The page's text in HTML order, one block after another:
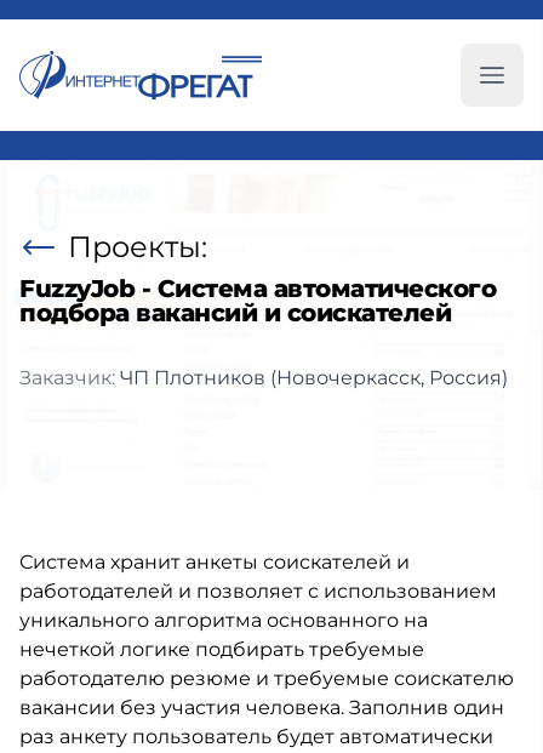
Проекты:
FuzzyJob - Система автоматического
подбора вакансий и соискателей
Заказчик: ЧП Плотников (Новочеркасск, Россия)
Система хранит анкеты соискателей и
работодателей и позволяет с использованием
уникального алгоритма основанного на
нечеткой логике подбирать требуемые
работодателю резюме и требуемые соискателю
вакансии без участия человека. Заполнив один
раз анкету пользователь будет автоматически